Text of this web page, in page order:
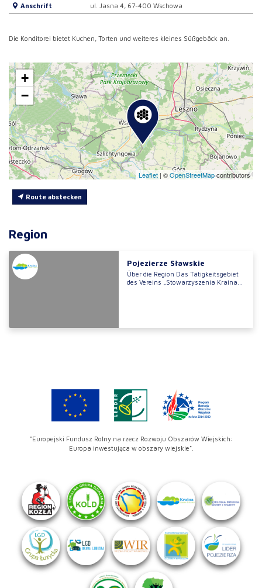
Anschrift ul. Jasna 4, 67-400 Wschowa
Die Konditorei bietet Kuchen, Torten und weiteres kleines Süßgebäck an.
+
−
Leaflet | ©OpenStreetMapcontributors
Route abstecken
Region
Pojezierze Sławskie
Über die Region Das Tätigkeitsgebiet
des Vereins „Stowarzyszenia Kraina...
"Europejski Fundusz Rolny na rzecz Rozwoju Obszarów Wiejskich:
Europa inwestująca w obszary wiejskie".